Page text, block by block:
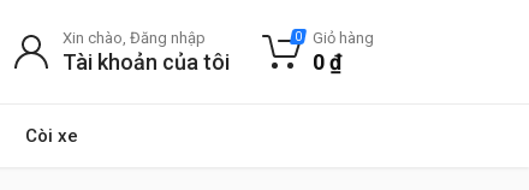
Còi xe
Xin chào, Đăng nhập
Tài khoản của tôi
0 Giỏ hàng
0₫